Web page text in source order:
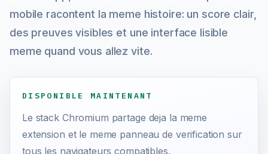
mobile racontent la meme histoire: un score clair,
des preuves visibles et une interface lisible
meme quand vous allez vite.
DISPONIBLE MAINTENANT
Le stack Chromium partage deja la meme
extension et le meme panneau de verification sur
tous les navigateurs compatibles.